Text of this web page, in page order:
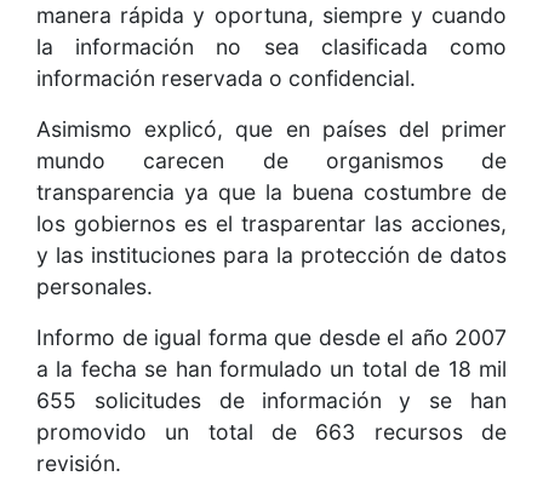
manera rápida y oportuna, siempre y cuando
la información no sea clasificada como
información reservada o confidencial.
Asimismo explicó, que en países del primer
mundo carecen de organismos de
transparencia ya que la buena costumbre de
los gobiernos es el trasparentar las acciones,
y las instituciones para la protección de datos
personales.
Informo de igual forma que desde el año 2007
a la fecha se han formulado un total de 18 mil
655 solicitudes de información y se han
promovido un total de 663 recursos de
revisión.